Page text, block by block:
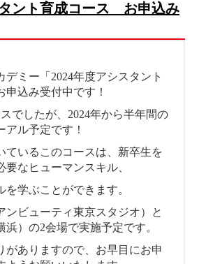
ント育成コース お申込み
デミー「2024年度アシスタント
申込み受付中です！
でしたが、2024年から半年間の
アル予定です！
ているこのコースは、新卒生を
要なヒューマンスキル、
を学ぶことができます。
ンビューティ東京スタジオ）と
浜）の2会場で実施予定です。
がありますので、お早目にお申